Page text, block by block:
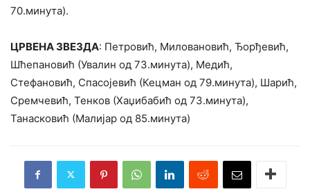
70.минута).
ЦРВЕНА ЗВЕЗДА: Петровић, Миловановић, Ђорђевић,
Шћепановић (Увалин од 73.минута), Медић,
Стефановић, Спасојевић (Кецман од 79.минута), Шарић,
Сремчевић, Тенков (Хаџибабић од 73.минута),
Танасковић (Малијар од 85.минута)